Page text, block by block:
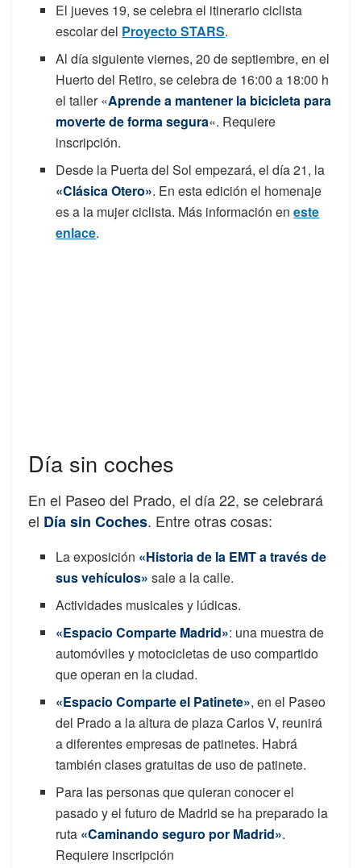
El jueves 19, se celebra el itinerario ciclista
escolar del Proyecto STARS.
Al día siguiente viernes, 20 de septiembre, en el
Huerto del Retiro, se celebra de 16:00 a 18:00 h
el taller «Aprende a mantener la bicicleta para
moverte de forma segura«. Requiere
inscripción.
Desde la Puerta del Sol empezará, el día 21, la
«Clásica Otero». En esta edición el homenaje
es a la mujer ciclista. Más información eneste
enlace.
Día sin coches
En el Paseo del Prado, el día 22, se celebrará
el Día sin Coches. Entre otras cosas:
La exposición «Historia de la EMT a través de
sus vehículos» sale a la calle.
Actividades musicales y lúdicas.
«Espacio Comparte Madrid»: una muestra de
automóviles y motocicletas de uso compartido
que operan en la ciudad.
«Espacio Comparte el Patinete», en el Paseo
del Prado a la altura de plaza Carlos V, reunirá
a diferentes empresas de patinetes. Habrá
también clases gratuitas de uso de patinete.
Para las personas que quieran conocer el
pasado y el futuro de Madrid se ha preparado la
ruta «Caminando seguro por Madrid».
Requiere inscripción